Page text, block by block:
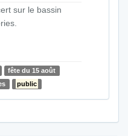
sur le bassin
fête du 15 août
public